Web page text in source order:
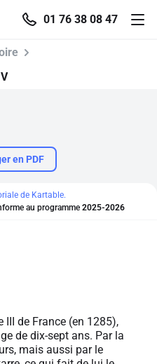
01 76 38 08 47
en PDF
de Kartable.
au programme 2025-2026
III de France (en 1285),
de dix-sept ans. Par la
mais aussi par le